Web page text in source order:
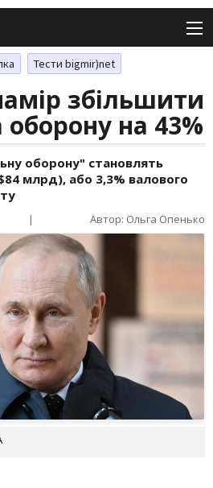
Тести bigmir)net
збільшити
на 43%
оборону" становлять
млрд), або 3,3% валового
| Автор: Ольга Опенько